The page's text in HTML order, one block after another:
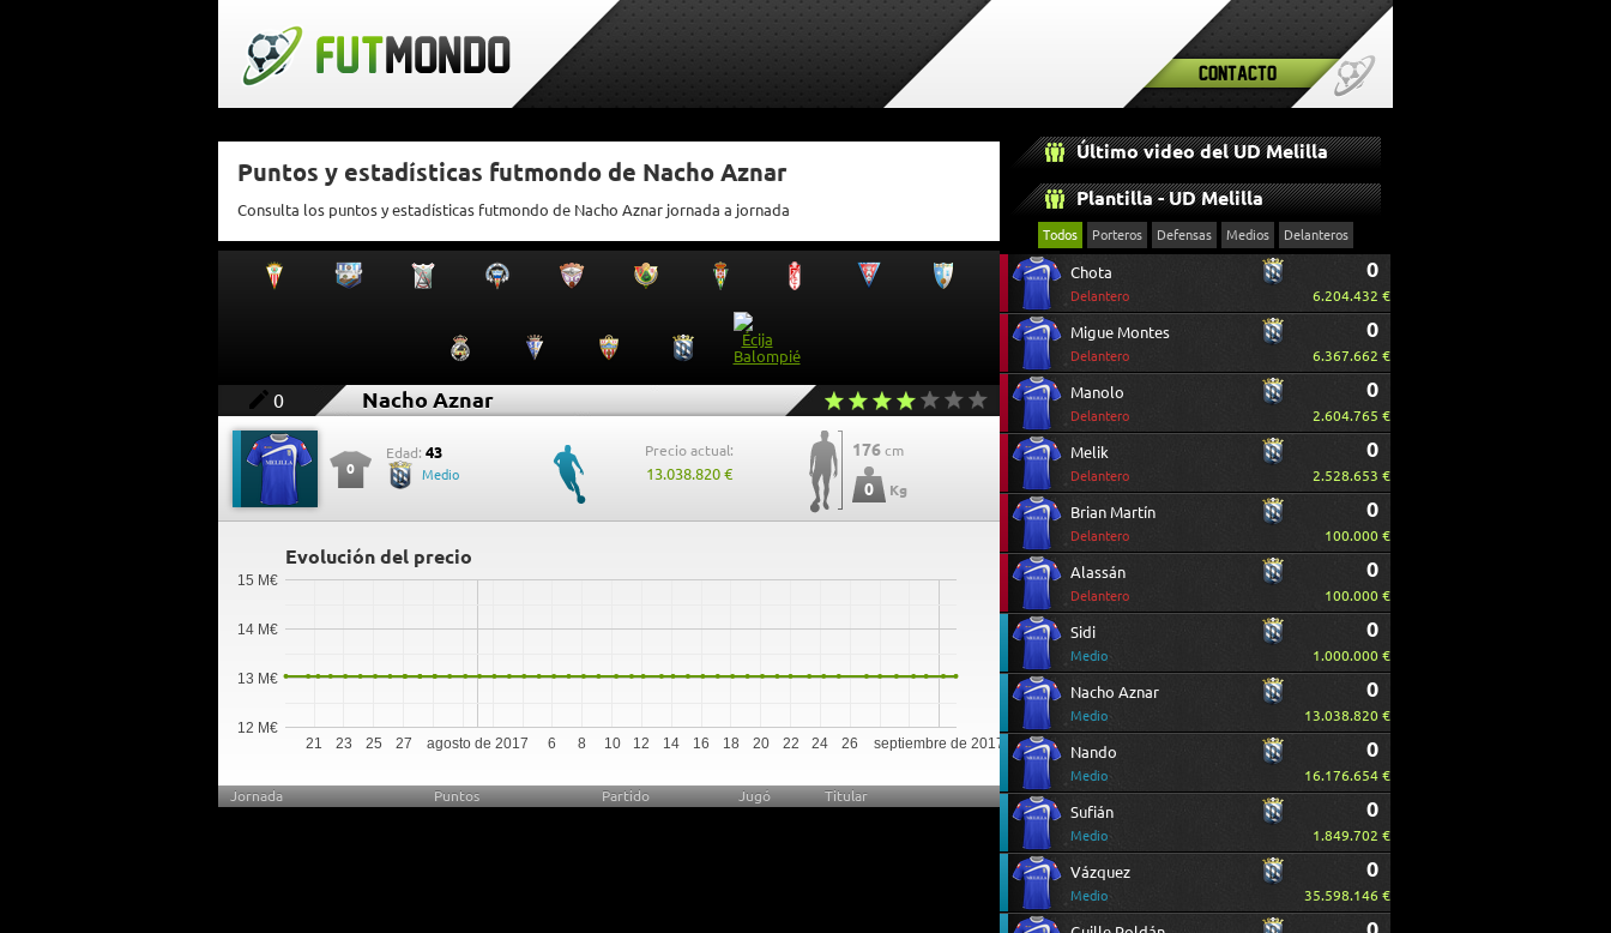
Contacto
Puntos y estadísticas futmondo de Nacho Aznar
Consulta los puntos y estadísticas futmondo de Nacho Aznar jornada a jornada
0 Nacho Aznar
0
Edad: 43
Medio
Precio actual:
13.038.820 €
176 cm
0 Kg
Evolución del precio
agosto de 2017 septiembre de 2017
21 23 25 27 6 8 10 12 14 16 18 20 22 24 26
12 M€
13 M€
14 M€
15 M€
Jornada Puntos Partido Jugó Titular
Último video del UD Melilla
Plantilla - UD Melilla
Todos Porteros Defensas Medios Delanteros
Chota
Delantero
0
6.204.432 €
Migue Montes
Delantero
0
6.367.662 €
Manolo
Delantero
0
2.604.765 €
Melik
Delantero
0
2.528.653 €
Brian Martín
Delantero
0
100.000 €
Alassán
Delantero
0
100.000 €
Sidi
Medio
0
1.000.000 €
Nacho Aznar
Medio
0
13.038.820 €
Nando
Medio
0
16.176.654 €
Sufián
Medio
0
1.849.702 €
Vázquez
Medio
0
35.598.146 €
0